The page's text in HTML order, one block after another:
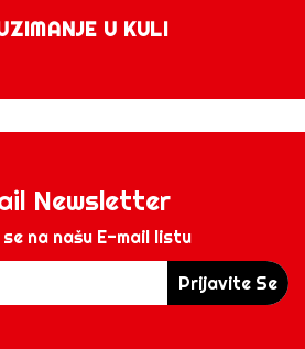
U KULI
Newsletter
na našu E-mail listu
Prijavite Se